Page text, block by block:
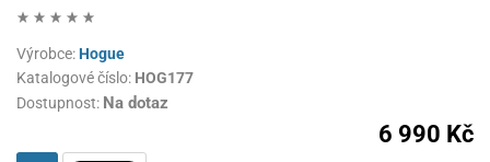
Výrobce:Hogue
Katalogové číslo: HOG177
Dostupnost: Na dotaz
6 990 Kč